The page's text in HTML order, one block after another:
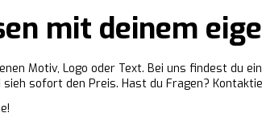
mit deinem
Motiv, Logo oder Text. Bei uns findest du
sofort den Preis. Hast du Fragen?